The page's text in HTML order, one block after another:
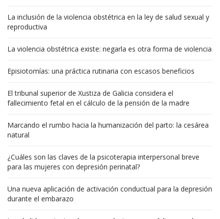
La inclusión de la violencia obstétrica en la ley de salud sexual y
reproductiva
La violencia obstétrica existe: negarla es otra forma de violencia
Episiotomías: una práctica rutinaria con escasos beneficios
El tribunal superior de Xustiza de Galicia considera el
fallecimiento fetal en el cálculo de la pensión de la madre
Marcando el rumbo hacia la humanización del parto: la cesárea
natural
¿Cuáles son las claves de la psicoterapia interpersonal breve
para las mujeres con depresión perinatal?
Una nueva aplicación de activación conductual para la depresión
durante el embarazo